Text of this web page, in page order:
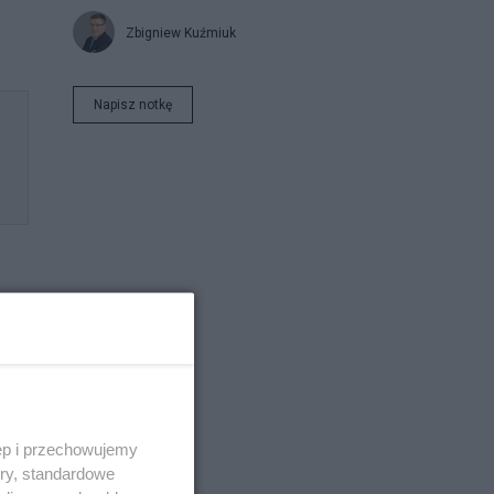
Zbigniew Kuźmiuk
Napisz notkę
i przechowujemy
standardowe